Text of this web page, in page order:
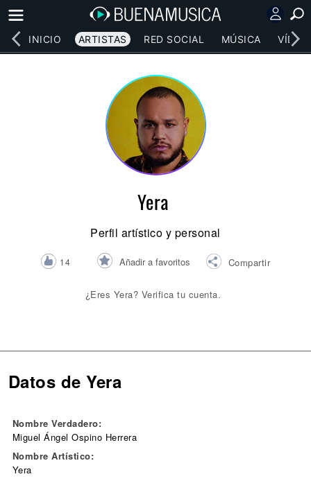
INICIO ARTISTAS RED SOCIAL MÚSICA
Yera
Perfil artístico y personal
14 Añadir a favoritos Compartir
¿Eres Yera? Verifica tu cuenta.
Datos de Yera
Nombre Verdadero:
Miguel Ángel Ospino Herrera
Nombre Artístico:
Yera